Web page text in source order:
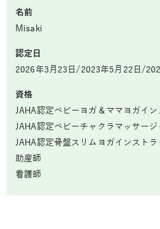
名前
Misaki
認定日
2026年3月23日/2023年5月22日/
資格
JAHA認定ベビーヨガ＆ママヨガイ
JAHA認定ベビーチャクラマッサー
JAHA認定骨盤スリムヨガインストラ
助産師
看護師